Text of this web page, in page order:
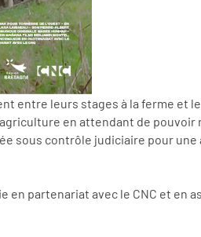
entre leurs stages à la ferme et
en attendant de
sous contrôle judiciaire pour
en partenariat avec le CNC et en